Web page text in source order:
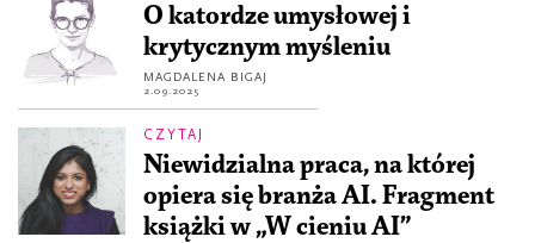
O katordze umysłowej i
krytycznym myśleniu
MAGDALENA BIGAJ
2.09.2025
CZYTAJ
Niewidzialna praca, na której
opiera się branża AI. Fragment
książki w „W cieniu AI”